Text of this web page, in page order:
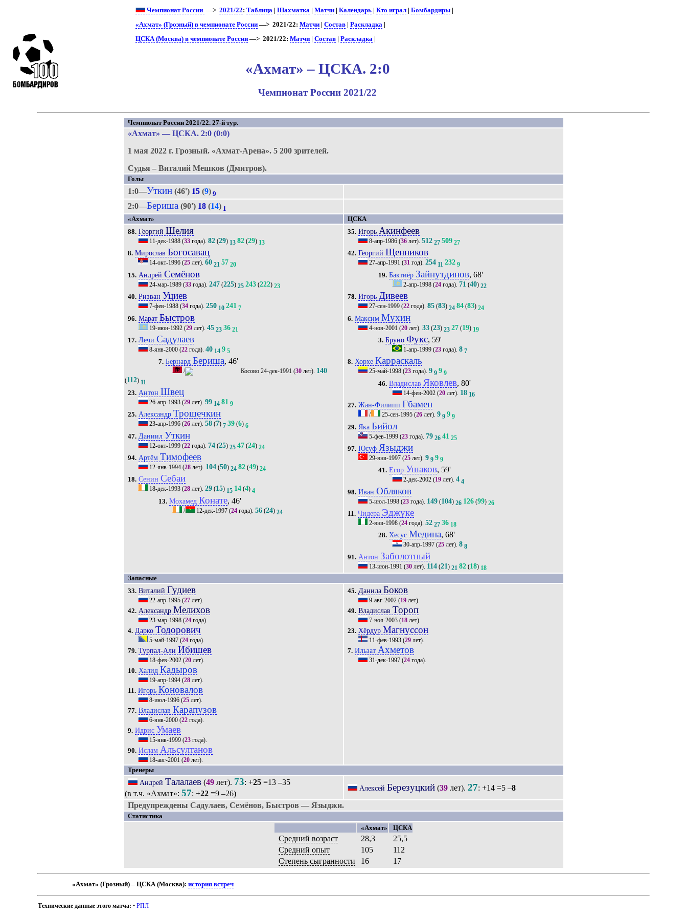
Чемпионат России —>2021/22:Таблица |Шахматка |Матчи |Календарь |Кто играл |Бомбардиры
«Ахмат» (Грозный) в чемпионате России —> 2021/22:Матчи |Состав |Раскладка |
ЦСКА (Москва) в чемпионате России —> 2021/22:Матчи |Состав |Раскладка |
«Ахмат» – ЦСКА. 2:0
Чемпионат России 2021/22
Чемпионат России 2021/22. 27-й тур.
«Ахмат» —ЦСКА. 2:0 (0:0)
1 мая 2022 г.Грозный. «Ахмат-Арена».5 200 зрителей.
Судья – Виталий Мешков (Дмитров).
Голы
1:0—Уткин (46') 15 (9) 9
2:0—Бериша (90') 18 (14) 1
«Ахмат»
ЦСКА
88. Георгий Шелия
11-дек-1988 (33 года).82 (29) 13 82 (29) 13
8. МирославБогосавац
14-окт-1996 (25 лет).60 21 57 20
15. АндрейСемёнов
24-мар-1989 (33 года).247 (225) 25 243 (222) 23
40. Ризван Уциев
7-фев-1988 (34 года).250 10 241 7
96. Марат Быстров
19-июн-1992 (29 лет).45 23 36 21
17. ЛечиСадулаев
8-янв-2000 (22 года).40 14 9 5
7. БернардБериша, 46'
/ 24-дек-1991 (30 лет). 140
(112) 11
23. Антон Швец
26-апр-1993 (29 лет).99 14 81 9
25. АлександрТрошечкин
23-апр-1996 (26 лет).58 (7) 7 39 (6) 6
47. Даниил Уткин
12-окт-1999 (22 года).74 (25) 25 47 (24) 24
94. АртёмТимофеев
12-янв-1994 (28 лет). 104 (50) 24 82 (49) 24
18. СенинСебаи
18-дек-1993 (28 лет).29 (15) 15 14 (4) 4
13. Мохамед Конате, 46'
/ 12-дек-1997(24года). 56(24) 24
35. Игорь Акинфеев
8-апр-1986 (36 лет).512 27 509 27
42. ГеоргийЩенников
27-апр-1991 (31 год).254 11 232 9
19. Бактиёр Зайнутдинов, 68'
2-апр-1998(24года). 71 (40) 22
78. Игорь Дивеев
27-сен-1999 (22 года).85 (83) 24 84 (83) 24
6. Максим Мухин
4-ноя-2001 (20 лет).33 (23) 23 27 (19) 19
3. БруноФукс, 59'
1-апр-1999(23года). 8 7
8. ХорхеКарраскаль
25-май-1998 (23 года).9 9 9 9
46. Владислав Яковлев, 80'
14-фев-2002(20лет). 18 16
27. Жан-Филипп Гбамен
/ 25-сен-1995 (26 лет).9 9 9 9
29. Яка Бийол
5-фев-1999 (23 года).79 26 41 25
97. Юсуф Языджи
29-янв-1997 (25 лет).9 9 9 9
41. Егор Ушаков, 59'
2-дек-2002(19лет). 4 4
98. ИванОбляков
5-июл-1998 (23 года). 149 (104) 26 126 (99) 26
11. Чидера Эджуке
2-янв-1998 (24 года).52 27 36 18
28. ХесусМедина, 68'
30-апр-1997(25лет). 8 8
91. Антон Заболотный
13-июн-1991 (30 лет). 114 (21) 21 82 (18) 18
Запасные
33. Виталий Гудиев
22-апр-1995 (27 лет).
42. Александр Мелихов
23-мар-1998 (24 года).
4. ДаркоТодорович
5-май-1997 (24 года).
79. Турпал-Али Ибишев
18-фев-2002 (20 лет).
10. Халид Кадыров
19-апр-1994 (28 лет).
11. Игорь Коновалов
8-июл-1996 (25 лет).
77. Владислав Карапузов
6-янв-2000 (22 года).
9. Идрис Умаев
15-янв-1999 (23 года).
90. Ислам Альсултанов
18-авг-2001 (20 лет).
45. Данила Боков
9-авг-2002 (19 лет).
49. ВладиславТороп
7-ноя-2003 (18 лет).
23. Хёрдур Магнуссон
11-фев-1993 (29 лет).
7. Ильзат Ахметов
31-дек-1997 (24 года).
Тренеры
АндрейТалалаев (49 лет). 73: +25 =13 –35
(в т.ч. «Ахмат»: 57: +22=9 –26)
Алексей Березуцкий (39 лет).27: +14 =5 –8
Предупреждены Садулаев, Семёнов, Быстров — Языджи.
Статистика
«Ахмат»
ЦСКА
Средний возраст 28,3
25,5
Средний опыт
105
112
Степень сыгранности
16 17
«Ахмат» (Грозный) – ЦСКА (Москва): история встреч
Технические данные этого матча: •РПЛ